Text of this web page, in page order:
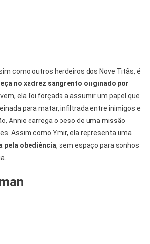
como outros herdeiros dos Nove Titãs, é
no xadrez sangrento originado por
ela foi forçada a assumir um papel que
para matar, infiltrada entre inimigos e
Annie carrega o peso de uma missão
Assim como Ymir, ela representa uma
pela obediência, sem espaço para sonhos